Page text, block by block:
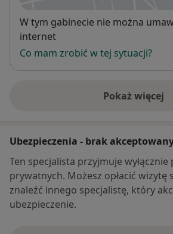
Dostępność
W tym gabinecie nie można
internet
Co mam zrobić w tej sytuacji?
Pokaż więcej
o adresie
Ubezpieczenia - brak
Ten specjalista przyjmuje
prywatnych. Możesz opłacić wizytę
znaleźć innego specjalistę, który
ubezpieczenie.